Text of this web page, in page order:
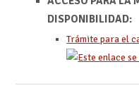
DISPONIBILIDAD:
Trámite para el